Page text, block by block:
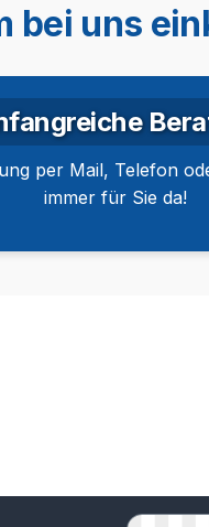
bei uns
per Mail, Telefon
immer für Sie da!